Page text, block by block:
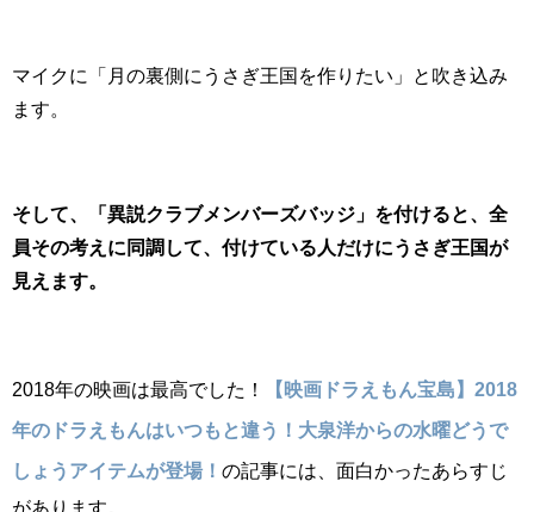
マイクに「月の裏側にうさぎ王国を作りたい」と吹き込み
ます。
そして、「異説クラブメンバーズバッジ」を付けると、全
員その考えに同調して、付けている人だけにうさぎ王国が
見えます。
2018年の映画は最高でした！ 【映画ドラえもん宝島】2018
年のドラえもんはいつもと違う！大泉洋からの水曜どうで
しょうアイテムが登場！ の記事には、面白かったあらすじ
があります。